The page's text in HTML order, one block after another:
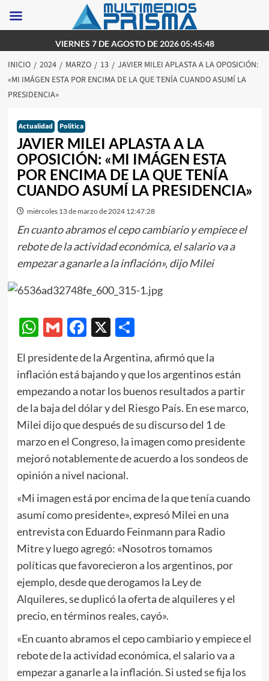
al
contenido
VIERNES 7 DE AGOSTO DE 2026 05:45:48
INICIO 2024 MARZO 13
JAVIER MILEI APLASTA A LA OPOSICIÓN:
«MI IMÁGEN ESTA POR ENCIMA DE LA QUE TENÍA CUANDO ASUMÍ LA
PRESIDENCIA»
Actualidad Politica
JAVIER MILEI APLASTA A LA
OPOSICIÓN: «MI IMÁGEN ESTA
POR ENCIMA DE LA QUE TENÍA
CUANDO ASUMÍ LA PRESIDENCIA»
miércoles 13 de marzo de 2024 12:47:28
En cuanto abramos el cepo cambiario y empiece el
rebote de la actividad económica, el salario va a
empezar a ganarle a la inflación», dijo Milei
WhatsApp
GmailFacebook
X Compartir
El presidente de la Argentina, afirmó que la
inflación está bajando y que los argentinos están
empezando a notar los buenos resultados a partir
de la baja del dólar y del Riesgo País. En ese marco,
Milei dijo que después de su discurso del 1 de
marzo en el Congreso, la imagen como presidente
mejoró notablemente de acuerdo a los sondeos de
opinión a nivel nacional.
«Mi imagen está por encima de la que tenía cuando
asumí como presidente», expresó Milei en una
entrevista con Eduardo Feinmann para Radio
Mitre y luego agregó: «Nosotros tomamos
políticas que favorecieron a los argentinos, por
ejemplo, desde que derogamos la Ley de
Alquileres, se duplicó la oferta de alquileres y el
precio, en términos reales, cayó».
«En cuanto abramos el cepo cambiario y empiece el
rebote de la actividad económica, el salario va a
empezar a ganarle a la inflación. Si usted se fija los